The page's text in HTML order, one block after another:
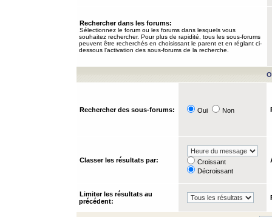
Rechercher dans les forums:
Sélectionnez le forum ou les forums dans lesquels vous
souhaitez rechercher. Pour plus de rapidité, tous les sous-forums
peuvent être recherchés en choisissant le parent et en réglant ci-
dessous l’activation des sous-forums de la recherche.
Rechercher des sous-forums: Oui Non
Classer les résultats par:
Croissant
Décroissant
Limiter les résultats au
précédent: